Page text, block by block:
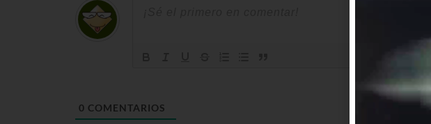
0 COMENTARIOS